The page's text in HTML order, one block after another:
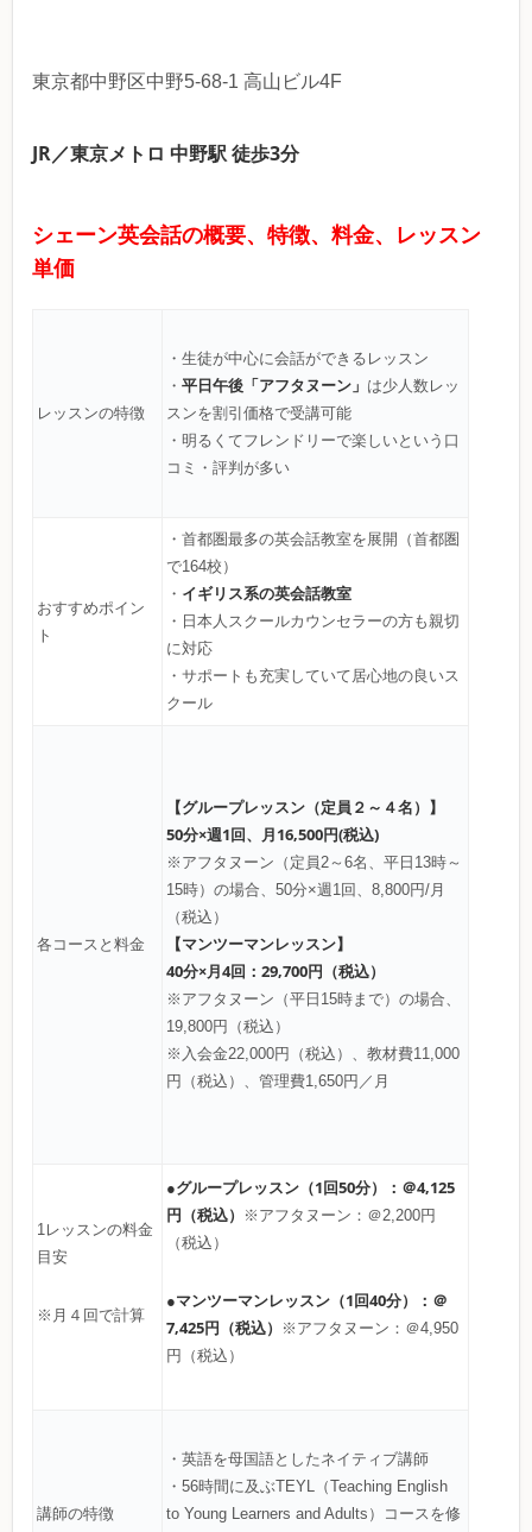
東京都中野区中野5-68-1 高山ビル4F
JR／東京メトロ 中野駅 徒歩3分
シェーン英会話の概要、特徴、料金、レッスン
単価
レッスンの特徴
・生徒が中心に会話ができるレッスン
・ 平日午後「アフタヌーン」 は少人数レッ
スンを割引価格で受講可能
・明るくてフレンドリーで楽しいという口
コミ・評判が多い
おすすめポイン
ト
・首都圏最多の英会話教室を展開（首都圏
で164校）
・ イギリス系の英会話教室
・日本人スクールカウンセラーの方も親切
に対応
・サポートも充実していて居心地の良いス
クール
各コースと料金
【グループレッスン（定員２～４名）】
50分×週1回、月16,500円(税込)
※アフタヌーン（定員2～6名、平日13時～
15時）の場合、50分×週1回、8,800円/月
（税込）
【マンツーマンレッスン】
40分×月4回：29,700円（税込）
※アフタヌーン（平日15時まで）の場合、
19,800円（税込）
※入会金22,000円（税込）、教材費11,000
円（税込）、管理費1,650円／月
1レッスンの料金
目安
※月４回で計算
●グループレッスン（1回50分）：＠4,125
円（税込）
※アフタヌーン：＠2,200円
（税込）
●マンツーマンレッスン（1回40分）：＠
7,425円（税込）
※アフタヌーン：＠4,950
円（税込）
講師の特徴
・英語を母国語としたネイティブ講師
・56時間に及ぶTEYL（Teaching English
to Young Learners and Adults）コースを修